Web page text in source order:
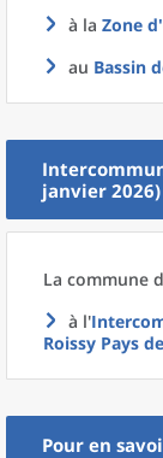
à la Zone
au Bassin
janvier 2026)
La commune
à l'
Roissy Pays
Pour en